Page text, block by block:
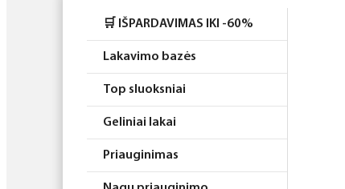
Rinkiniai
🛒 IŠPARDAVIMAS IKI -60%
Lakavimo bazės
Top sluoksniai
Geliniai lakai
Priauginimas